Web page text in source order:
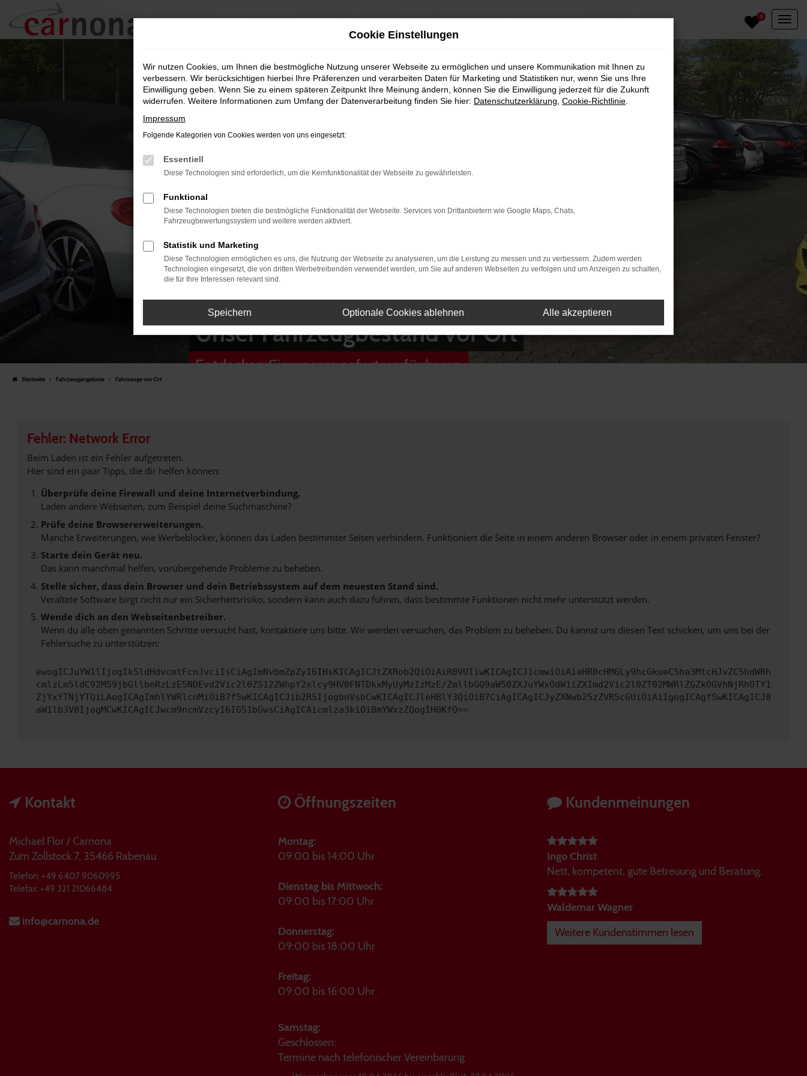
Zum
Hauptinhalt
springen
0
Unser Fahrzeugbestand vor Ort
Entdecken Sie unsere sofort verfügbaren
Startseite Fahrzeugangebote Fahrzeuge vor Ort
Fehler: Network Error
Beim Laden ist ein Fehler aufgetreten.
Hier sind ein paar Tipps, die dir helfen können:
Überprüfe deine Firewall und deine Internetverbindung.
Laden andere Webseiten, zum Beispiel deine Suchmaschine?
Prüfe deine Browsererweiterungen.
Manche Erweiterungen, wie Werbeblocker, können das Laden bestimmter Seiten verhindern. Funktioniert die Seite in einem anderen Browser oder in einem privaten Fenster?
Starte dein Gerät neu.
Das kann manchmal helfen, vorübergehende Probleme zu beheben.
Stelle sicher, dass dein Browser und dein Betriebssystem auf dem neuesten Stand sind.
Veraltete Software birgt nicht nur ein Sicherheitsrisiko, sondern kann auch dazu führen, dass bestimmte Funktionen nicht mehr unterstützt werden.
Wende dich an den Webseitenbetreiber.
Wenn du alle oben genannten Schritte versucht hast, kontaktiere uns bitte. Wir werden versuchen, das Problem zu beheben. Du kannst uns diesen Text schicken, um uns bei der
Fehlersuche zu unterstützen:
ewogICJuYW1lIjogIk5ldHdvcmtFcnJvciIsCiAgImNvbmZpZyI6IHsKICAgICJtZXRob2QiOiAiR0VUIiwKICAgICJ1cmwiOiAiaHR0cHM6Ly9hcGkueC5ha3MtcHJvZC5hdWRh
cmlzLm5ldC92MS9jbGllbnRzLzE5NDEvd2Vic2l0ZS12ZWhpY2xlcy9HV0FNTDkxMyUyMzIzMzE/ZmllbGQ9aW50ZXJuYWxOdW1iZXImd2Vic2l0ZT02MWRlZGZkOGVhNjRhOTY1
ZjYxYTNjYTQiLAogICAgImhlYWRlcnMiOiB7fSwKICAgICJib2R5IjogbnVsbCwKICAgICJleHBlY3QiOiB7CiAgICAgICJyZXNwb25zZVR5cGUiOiAiIgogICAgfSwKICAgICJ0
aW1lb3V0IjogMCwKICAgICJwcm9ncmVzcyI6IG51bGwsCiAgICAicmlza3kiOiBmYWxzZQogIH0KfQ==
Kontakt
Michael Flor / Carnona
Zum Zollstock 7, 35466 Rabenau
Telefon: +49 6407 9060995
Telefax: +49 321 21066484
info@carnona.de
Öffnungszeiten
Montag:
09:00 bis 14:00 Uhr
Dienstag bis Mittwoch:
09:00 bis 17:00 Uhr
Donnerstag:
09:00 bis 18:00 Uhr
Freitag:
09:00 bis 16:00 Uhr
Samstag:
Geschlossen:
Termine nach telefonischer Vereinbarung
Kundenmeinungen
Ingo Christ
Nett, kompetent, gute Betreuung und Beratung.
Waldemar Wagner
Weitere Kundenstimmen lesen
Cookie Einstellungen
Wir nutzen Cookies, um Ihnen die bestmögliche Nutzung unserer Webseite zu ermöglichen und unsere Kommunikation mit Ihnen zu
verbessern. Wir berücksichtigen hierbei Ihre Präferenzen und verarbeiten Daten für Marketing und Statistiken nur, wenn Sie uns Ihre
Einwilligung geben. Wenn Sie zu einem späteren Zeitpunkt Ihre Meinung ändern, können Sie die Einwilligung jederzeit für die Zukunft
widerrufen. Weitere Informationen zum Umfang der Datenverarbeitung finden Sie hier: Datenschutzerklärung Cookie-Richtlinie
Impressum
Folgende Kategorien von Cookies werden von uns eingesetzt:
Essentiell
Diese Technologien sind erforderlich, um die Kernfunktionalität der Webseite zu gewährleisten.
Funktional
Diese Technologien bieten die bestmögliche Funktionalität der Webseite. Services von Drittanbietern wie Google Maps, Chats,
Fahrzeugbewertungssystem und weitere werden aktiviert.
Statistik und Marketing
Diese Technologien ermöglichen es uns, die Nutzung der Webseite zu analysieren, um die Leistung zu messen und zu verbessern. Zudem werden
Technologien eingesetzt, die von dritten Werbetreibenden verwendet werden, um Sie auf anderen Webseiten zu verfolgen und um Anzeigen zu schalten,
die für Ihre Interessen relevant sind.
Speichern Optionale Cookies ablehnen Alle akzeptieren